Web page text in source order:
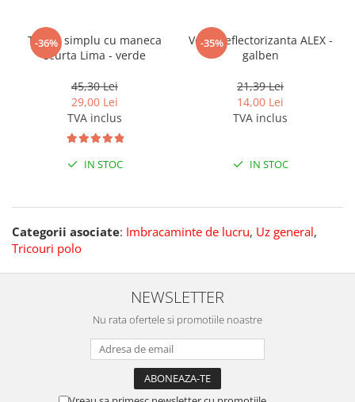
-36%
Tricou simplu cu maneca
scurta Lima - verde
45,30 Lei
29,00 Lei
TVA inclus
IN STOC
-35%
Vesta reflectorizanta ALEX -
galben
21,39 Lei
14,00 Lei
TVA inclus
IN STOC
Categorii asociate: Imbracaminte de lucru, Uz general,
Tricouri polo
NEWSLETTER
Nu rata ofertele si promotiile noastre